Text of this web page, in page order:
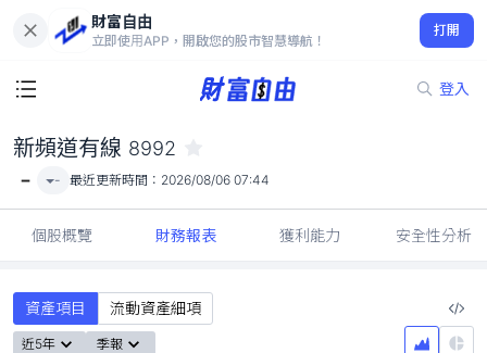
財富自由
立即使用APP，開啟您的股市智慧導航！
打開
登入
-
新頻道有線 8992
- - 最近更新時間： 2026/08/06 07:44
個股概覽 財務報表 獲利能力 安全性分析
資產項目 流動資產細項
近5年 季報